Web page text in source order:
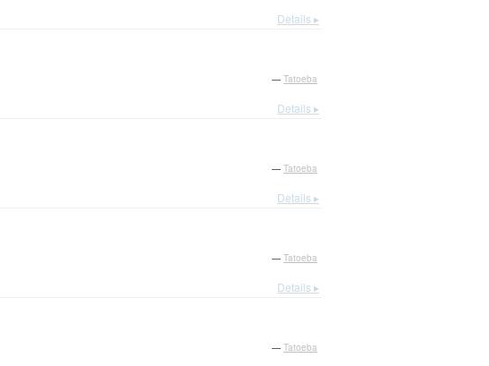
Details ▸
— Tatoeba
Details ▸
— Tatoeba
Details ▸
— Tatoeba
Details ▸
— Tatoeba